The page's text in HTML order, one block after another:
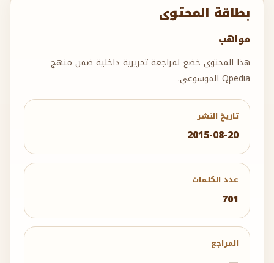
بطاقة المحتوى
مواهب
هذا المحتوى خضع لمراجعة تحريرية داخلية ضمن منهج
Qpedia الموسوعي.
تاريخ النشر
2015-08-20
عدد الكلمات
701
المراجع